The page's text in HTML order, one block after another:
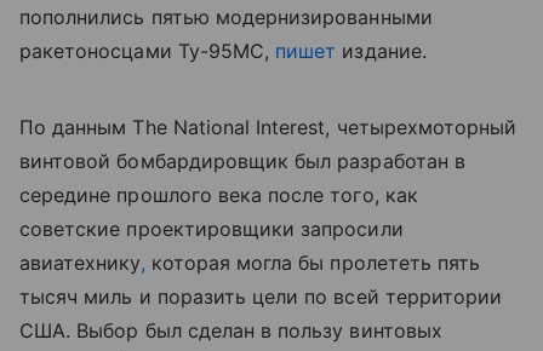
пополнились пятью модернизированными
ракетоносцами Ту-95МС, пишет издание.
По данным The National Interest, четырехмоторный
винтовой бомбардировщик был разработан в
середине прошлого века после того, как
советские проектировщики запросили
авиатехнику, которая могла бы пролететь пять
тысяч миль и поразить цели по всей территории
США. Выбор был сделан в пользу винтовых